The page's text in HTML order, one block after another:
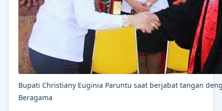
Bupati Christiany Euginia Paruntu saat berjabat tangan
Beragama